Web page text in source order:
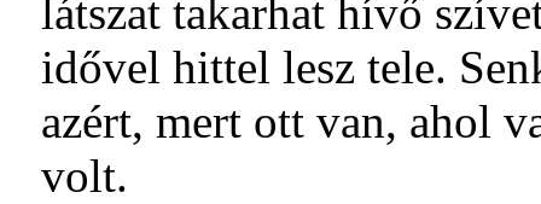
látszat takarhat hívő
idővel hittel lesz tele.
azért, mert ott van, ahol
volt.